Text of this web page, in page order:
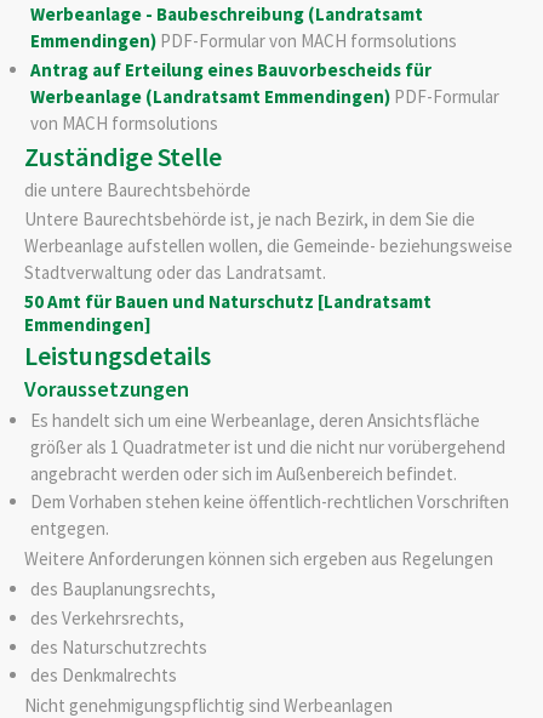
Werbeanlage - Baubeschreibung (Landratsamt
Emmendingen) PDF-Formular von MACH formsolutions
Antrag auf Erteilung eines Bauvorbescheids für
Werbeanlage (Landratsamt Emmendingen) PDF-Formular
von MACH formsolutions
Zuständige Stelle
die untere Baurechtsbehörde
Untere Baurechtsbehörde ist, je nach Bezirk, in dem Sie die
Werbeanlage aufstellen wollen, die Gemeinde- beziehungsweise
Stadtverwaltung oder das Landratsamt.
50 Amt für Bauen und Naturschutz [Landratsamt
Emmendingen]
Leistungsdetails
Voraussetzungen
Es handelt sich um eine Werbeanlage, deren Ansichtsfläche
größer als 1 Quadratmeter ist und die nicht nur vorübergehend
angebracht werden oder sich im Außenbereich befindet.
Dem Vorhaben stehen keine öffentlich-rechtlichen Vorschriften
entgegen.
Weitere Anforderungen können sich ergeben aus Regelungen
des Bauplanungsrechts,
des Verkehrsrechts,
des Naturschutzrechts
des Denkmalrechts
Nicht genehmigungspflichtig sind Werbeanlagen